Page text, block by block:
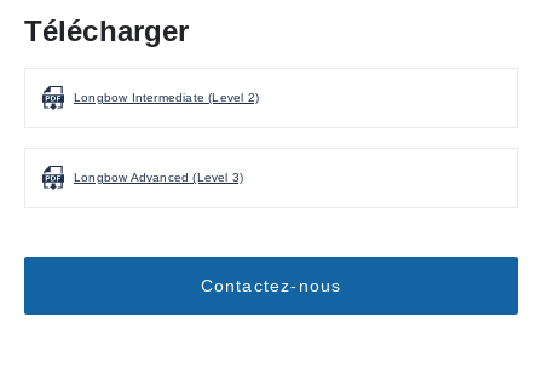
Télécharger
Longbow Intermediate (Level 2)
Longbow Advanced (Level 3)
Contactez-nous